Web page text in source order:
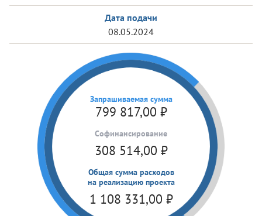
Дата подачи
08.05.2024
Запрашиваемая сумма
799 817,00 ₽
Cофинансирование
308 514,00 ₽
Общая сумма расходов
на реализацию проекта
1 108 331,00 ₽